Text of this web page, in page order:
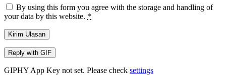
By using this form you agree with the storage and handling of
your data by this website. *
Kirim Ulasan
Reply with GIF
GIPHY App Key not set. Please check settings